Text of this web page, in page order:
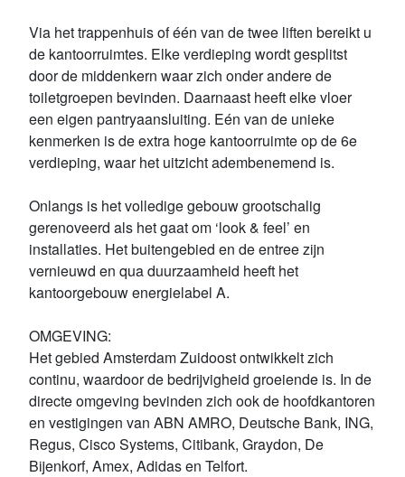
Via het trappenhuis of één van de twee liften bereikt u
de kantoorruimtes. Elke verdieping wordt gesplitst
door de middenkern waar zich onder andere de
toiletgroepen bevinden. Daarnaast heeft elke vloer
een eigen pantryaansluiting. Eén van de unieke
kenmerken is de extra hoge kantoorruimte op de 6e
verdieping, waar het uitzicht adembenemend is.
Onlangs is het volledige gebouw grootschalig
gerenoveerd als het gaat om ‘look & feel’ en
installaties. Het buitengebied en de entree zijn
vernieuwd en qua duurzaamheid heeft het
kantoorgebouw energielabel A.
OMGEVING:
Het gebied Amsterdam Zuidoost ontwikkelt zich
continu, waardoor de bedrijvigheid groeiende is. In de
directe omgeving bevinden zich ook de hoofdkantoren
en vestigingen van ABN AMRO, Deutsche Bank, ING,
Regus, Cisco Systems, Citibank, Graydon, De
Bijenkorf, Amex, Adidas en Telfort.